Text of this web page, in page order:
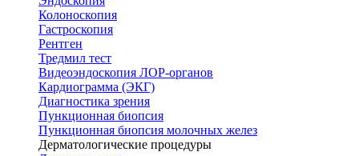
Колоноскопия
Гастроскопия
Рентген
Тредмил тест
Видеоэндоскопия ЛОР-органов
Кардиограмма (ЭКГ)
Диагностика зрения
Пункционная биопсия
Пункционная биопсия молочных желез
Дерматологические процедуры